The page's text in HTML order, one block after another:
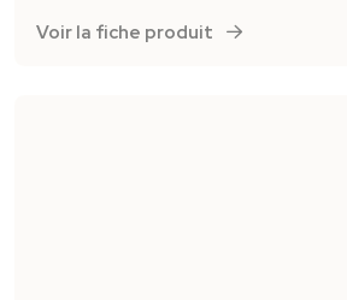
Voir la fiche produit